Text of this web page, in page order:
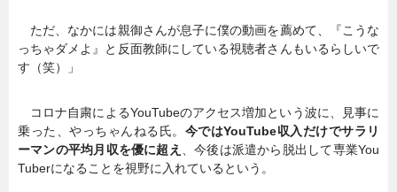
ただ、なかには親御さんが息子に僕の動画を薦めて、『こうな
っちゃダメよ』と反面教師にしている視聴者さんもいるらしいで
す（笑）」
コロナ自粛によるYouTubeのアクセス増加という波に、見事に
乗った、やっちゃんねる氏。 今ではYouTube収入だけでサラリ
ーマンの平均月収を優に超え
、今後は派遣から脱出して専業You
Tuberになることを視野に入れているという。